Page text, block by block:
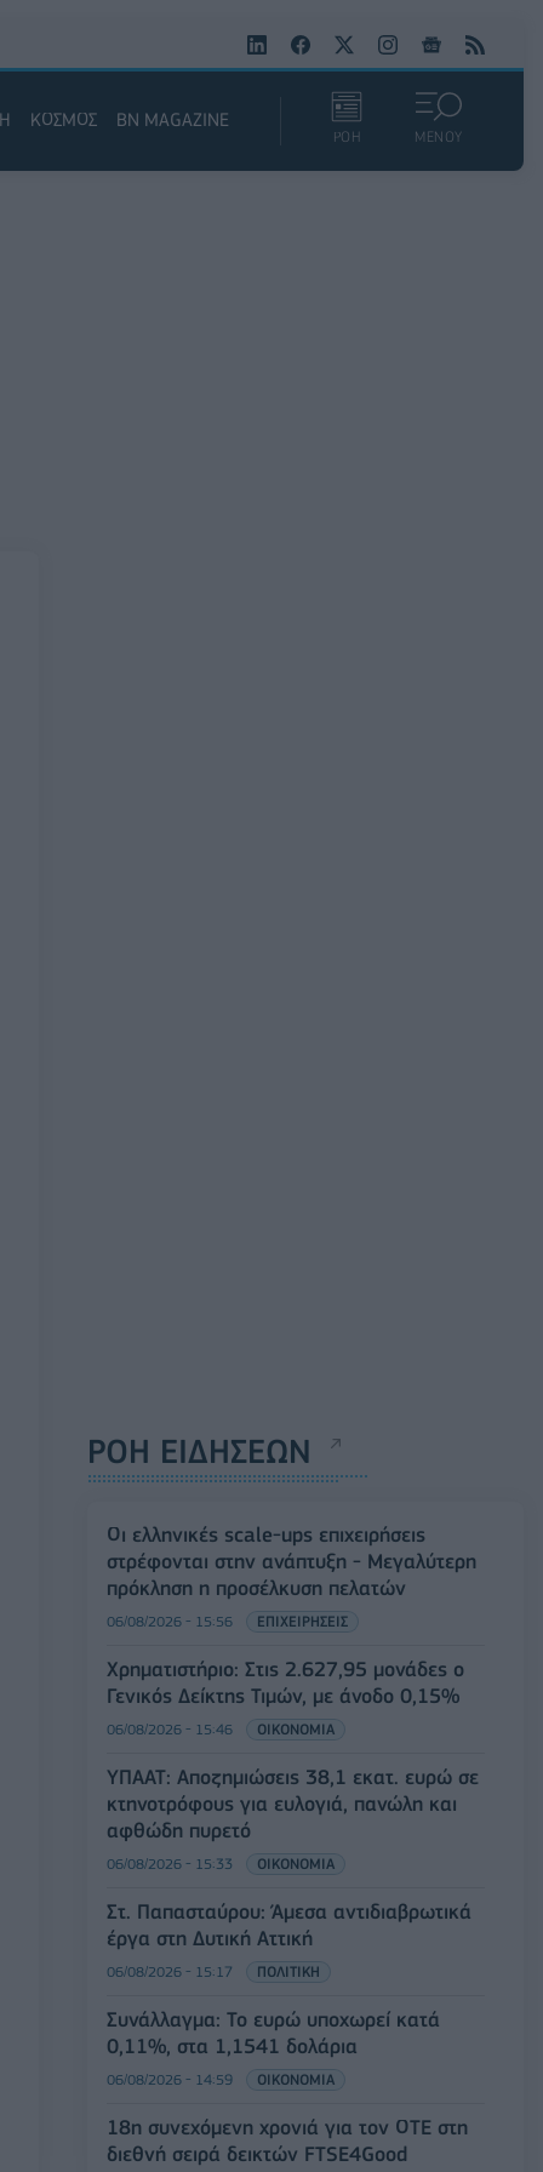
ΚΟΣΜΟΣ BN MAGAZINE
ΡΟΗ ΜΕΝΟΥ
ΡΟΗ ΕΙΔΗΣΕΩΝ
Οι ελληνικές scale-ups επιχειρήσεις
στρέφονται στην ανάπτυξη - Μεγαλύτερη
πρόκληση η προσέλκυση πελατών
06/08/2026 - 15:56 ΕΠΙΧΕΙΡΗΣΕΙΣ
Χρηματιστήριο: Στις 2.627,95 μονάδες ο
Γενικός Δείκτης Τιμών, με άνοδο 0,15%
06/08/2026 - 15:46 ΟΙΚΟΝΟΜΙΑ
ΥΠΑΑΤ: Αποζημιώσεις 38,1 εκατ. ευρώ σε
κτηνοτρόφους για ευλογιά, πανώλη και
αφθώδη πυρετό
06/08/2026 - 15:33 ΟΙΚΟΝΟΜΙΑ
Στ. Παπασταύρου: Άμεσα αντιδιαβρωτικά
έργα στη Δυτική Αττική
06/08/2026 - 15:17 ΠΟΛΙΤΙΚΗ
Συνάλλαγμα: Το ευρώ υποχωρεί κατά
0,11%, στα 1,1541 δολάρια
06/08/2026 - 14:59 ΟΙΚΟΝΟΜΙΑ
18η συνεχόμενη χρονιά για τον ΟΤΕ στη
διεθνή σειρά δεικτών FTSE4Good